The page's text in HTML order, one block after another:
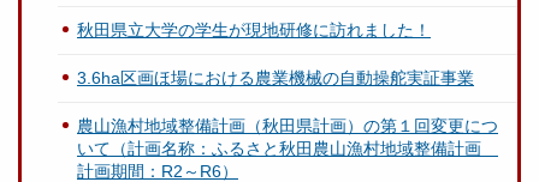
秋田県立大学の学生が現地研修に訪れました！
3.6ha区画ほ場における農業機械の自動操舵実証事業
農山漁村地域整備計画（秋田県計画）の第１回変更につ
いて（計画名称：ふるさと秋田農山漁村地域整備計画
計画期間：R2～R6）